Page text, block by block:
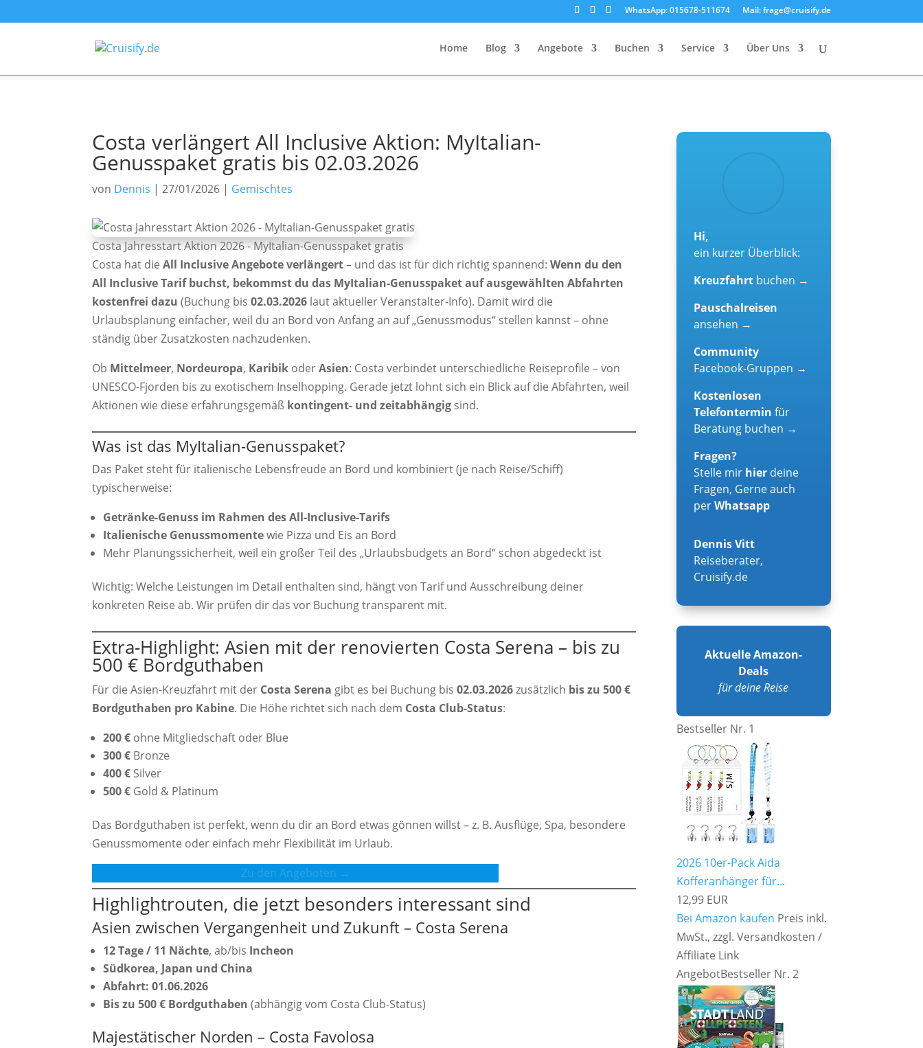
WhatsApp: 015678-511674 Mail: frage@cruisify.de
Home Blog Angebote Buchen Service Über Uns
Costa verlängert All Inclusive Aktion: MyItalian-
Genusspaket gratis bis 02.03.2026
von Dennis |27/01/2026 | Gemischtes
Costa Jahresstart Aktion 2026 - MyItalian-Genusspaket gratis
Costa hat dieAll Inclusive Angebote verlängert– und das ist für dich richtig spannend:Wenn du den
All Inclusive Tarif buchst, bekommst du das MyItalian-Genusspaket auf ausgewählten Abfahrten
kostenfrei dazu (Buchung bis02.03.2026 laut aktueller Veranstalter-Info). Damit wird die
Urlaubsplanung einfacher, weil du an Bord von Anfang an auf „Genussmodus“ stellen kannst – ohne
ständig über Zusatzkosten nachzudenken.
Ob Mittelmeer, Nordeuropa, Karibik oderAsien: Costa verbindet unterschiedliche Reiseprofile – von
UNESCO-Fjorden bis zu exotischem Inselhopping. Gerade jetzt lohnt sich ein Blick auf die Abfahrten, weil
Aktionen wie diese erfahrungsgemäß kontingent- und zeitabhängig sind.
Was ist das MyItalian-Genusspaket?
Das Paket steht für italienische Lebensfreude an Bord und kombiniert (je nach Reise/Schiff)
typischerweise:
Getränke-Genuss im Rahmen des All-Inclusive-Tarifs
Italienische Genussmomentewie Pizza und Eis an Bord
Mehr Planungssicherheit, weil ein großer Teil des „Urlaubsbudgets an Bord“ schon abgedeckt ist
Wichtig: Welche Leistungen im Detail enthalten sind, hängt von Tarif und Ausschreibung deiner
konkreten Reise ab. Wir prüfen dir das vor Buchung transparent mit.
Extra-Highlight: Asien mit der renovierten Costa Serena – bis zu
500 € Bordguthaben
Für die Asien-Kreuzfahrt mit der Costa Serena gibt es bei Buchung bis02.03.2026zusätzlich bis zu 500 €
Bordguthaben pro Kabine. Die Höhe richtet sich nach dem Costa Club-Status:
200 € ohne Mitgliedschaft oder Blue
300 € Bronze
400 € Silver
500 € Gold & Platinum
Das Bordguthaben ist perfekt, wenn du dir an Bord etwas gönnen willst – z. B. Ausflüge, Spa, besondere
Genussmomente oder einfach mehr Flexibilität im Urlaub.
Zu den Angeboten →
Highlightrouten, die jetzt besonders interessant sind
Asien zwischen Vergangenheit und Zukunft – Costa Serena
12 Tage / 11 Nächte, ab/bis Incheon
Südkorea, Japan und China
Abfahrt: 01.06.2026
Bis zu 500 € Bordguthaben (abhängig vom Costa Club-Status)
Majestätischer Norden – Costa Favolosa
Hi,
ein kurzer Überblick:
Kreuzfahrt buchen →
Pauschalreisen
ansehen →
Community
Facebook-Gruppen →
Kostenlosen
Telefonterminfür
Beratung buchen →
Fragen?
Stelle mir hier deine
Fragen, Gerne auch
perWhatsapp
Dennis Vitt
Reiseberater,
Cruisify.de
Aktuelle Amazon-
Deals
für deine Reise
Bestseller Nr. 1
2026 10er-Pack Aida
Kofferanhänger für...
12,99 EUR
Bei Amazon kaufen Preis inkl.
MwSt., zzgl. Versandkosten /
Affiliate Link
AngebotBestseller Nr. 2